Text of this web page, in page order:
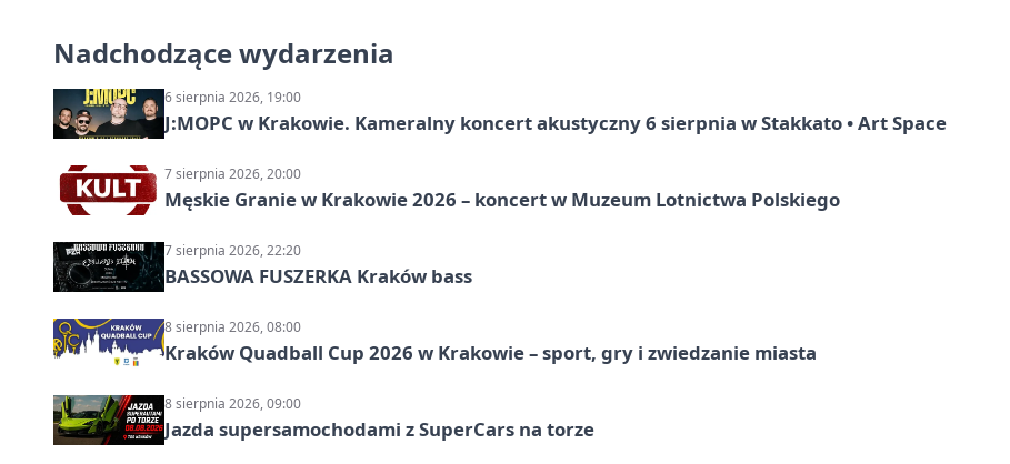
Nadchodzące wydarzenia
6 sierpnia 2026, 19:00
J:МОРС w Krakowie. Kameralny koncert akustyczny 6 sierpnia w Stakkato • Art Space
7 sierpnia 2026, 20:00
Męskie Granie w Krakowie 2026 – koncert w Muzeum Lotnictwa Polskiego
7 sierpnia 2026, 22:20
BASSOWA FUSZERKA Kraków bass
8 sierpnia 2026, 08:00
Kraków Quadball Cup 2026 w Krakowie – sport, gry i zwiedzanie miasta
8 sierpnia 2026, 09:00
Jazda supersamochodami z SuperCars na torze